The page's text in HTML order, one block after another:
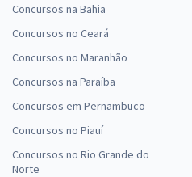
Concursos na Bahia
Concursos no Ceará
Concursos no Maranhão
Concursos na Paraíba
Concursos em Pernambuco
Concursos no Piauí
Concursos no Rio Grande do
Norte